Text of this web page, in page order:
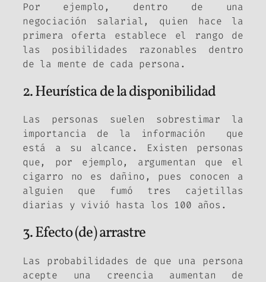
Por ejemplo, dentro de una
negociación salarial, quien hace la
primera oferta establece el rango de
las posibilidades razonables dentro
de la mente de cada persona.
2. Heurística de la disponibilidad
Las personas suelen sobrestimar la
importancia de la información que
está a su alcance. Existen personas
que, por ejemplo, argumentan que el
cigarro no es dañino, pues conocen a
alguien que fumó tres cajetillas
diarias y vivió hasta los 100 años.
3. Efecto (de) arrastre
Las probabilidades de que una persona
acepte una creencia aumentan de